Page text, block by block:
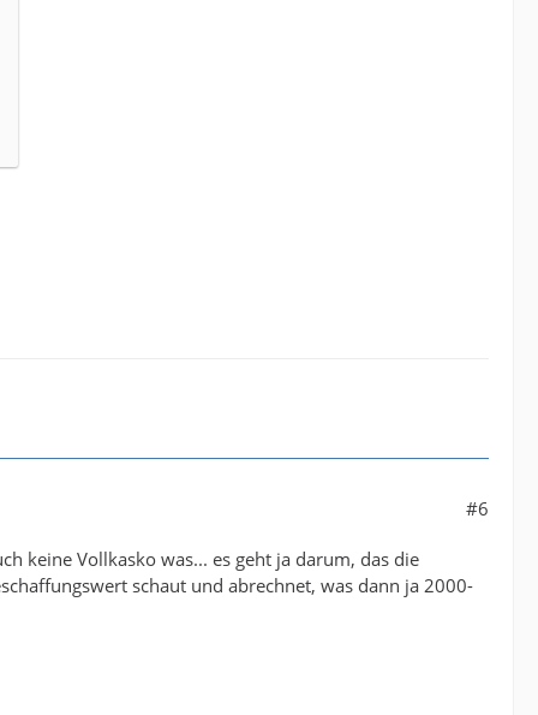
#6
keine Vollkasko was... es geht ja darum, das die
schaut und abrechnet, was dann ja 2000-